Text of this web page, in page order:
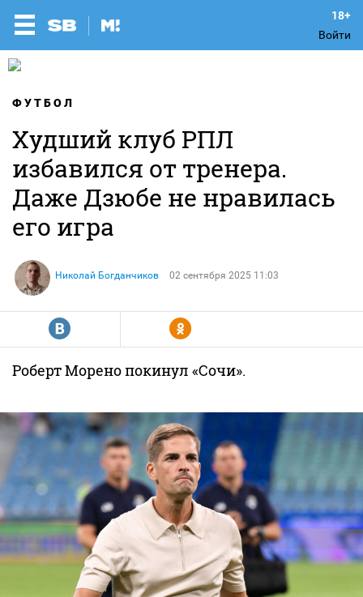
Войти
ФУТБОЛ
Худший клуб РПЛ
избавился от тренера.
Даже Дзюбе не нравилась
его игра
Николай Богданчиков 02 сентября 2025 11:03
R Y
Роберт Морено покинул «Сочи».